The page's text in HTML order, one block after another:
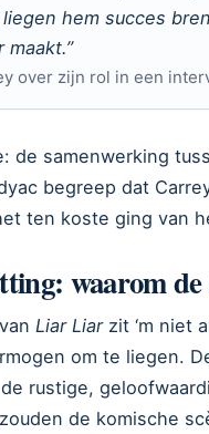
hem succes
maakt.”
over zijn rol in een
de samenwerking
begreep dat
ten koste ging van
waarom
Liar Liarzit ‘m niet
om te liegen.
rustige,
de komische